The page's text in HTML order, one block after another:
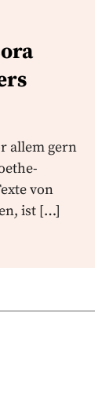
allem gern
von
ist […]